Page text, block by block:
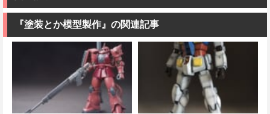
『塗装とか模型製作』の関連記事